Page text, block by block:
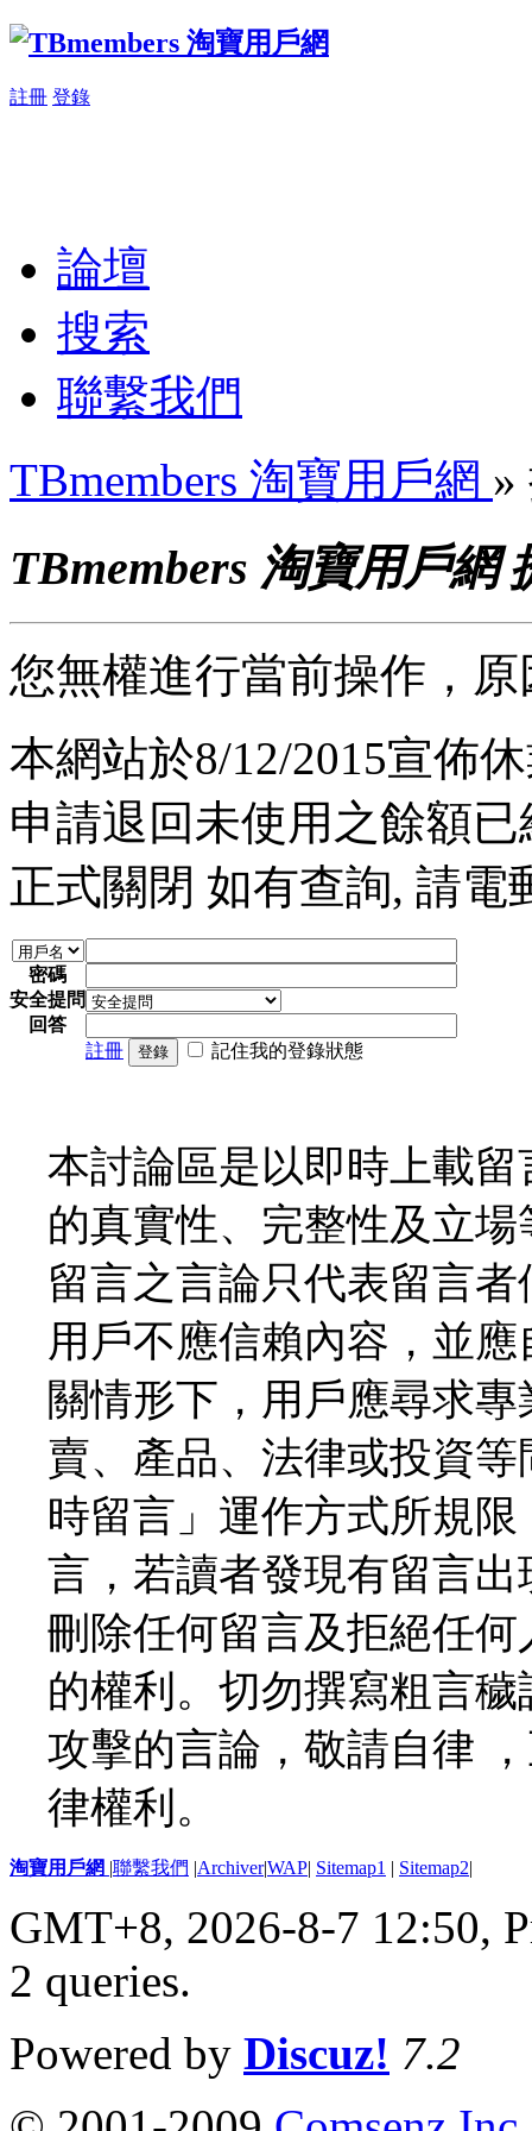
註冊 登錄
論壇
搜索
聯繫我們
TBmembers 淘寶用戶網 »
TBmembers 淘寶用戶網
您無權進行當前操作，
本網站於8/12/2015宣佈
申請退回未使用之餘額
正式關閉 如有查詢, 請電
密碼
安全提問
回答
註冊
登錄 記住我的登錄狀態
本討論區是以即時上載
的真實性、完整性及立
留言之言論只代表留言
用戶不應信賴內容，並
關情形下，用戶應尋求
賣、產品、法律或投資
時留言」運作方式所規
言，若讀者發現有留言
刪除任何留言及拒絕任
的權利。切勿撰寫粗言
攻擊的言論，敬請自律
律權利。
淘寶用戶網 |聯繫我們 |Archiver|WAP| Sitemap1 | Sitemap2|
GMT+8, 2026-8-7 12:50,
2 queries.
Powered by Discuz! 7.2